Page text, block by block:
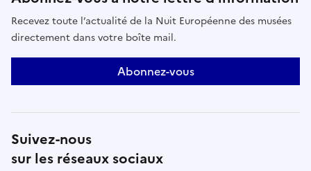
Recevez toute l’actualité de la Nuit Européenne des musées
directement dans votre boîte mail.
Abonnez-vous
Suivez-nous
sur les réseaux sociaux